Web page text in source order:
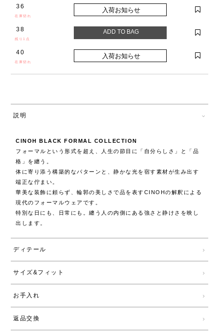
36
在庫切れ
38
残り1点
40
在庫切れ
説明
CINOH BLACK FORMAL COLLECTION
フォーマルという形式を超え、人生の節目に「自分らしさ」と「品
格」を纏う。
体に寄り添う構築的なパターンと、静かな光を宿す素材が生み出す
端正な佇まい。
華美な装飾に頼らず、輪郭の美しさで品を表すCINOHの解釈による
現代のフォーマルウェアです。
特別な日にも、日常にも。纏う人の内側にある強さと静けさを映し
出します。
ディテール
サイズ&フィット
お手入れ
返品交換